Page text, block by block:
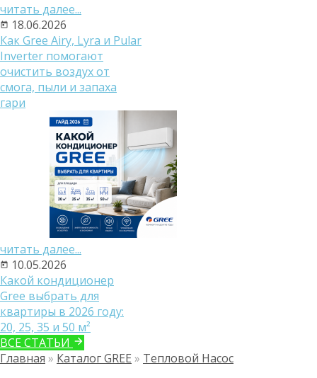
читать далее...
18.06.2026
Как Gree Airy, Lyra и Pular
Inverter помогают
очистить воздух от
смога, пыли и запаха
гари
читать далее...
10.05.2026
Какой кондиционер
Gree выбрать для
квартиры в 2026 году:
20, 25, 35 и 50 м²
ВСЕ СТАТЬИ
Главная » Каталог GREE » Тепловой Насос